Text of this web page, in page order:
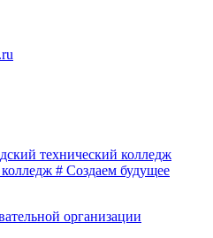
# Создаем будущее
организации